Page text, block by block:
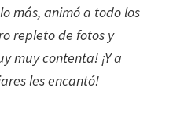
más, animó a todo los
repleto de fotos y
muy contenta! ¡Y a
les encantó!